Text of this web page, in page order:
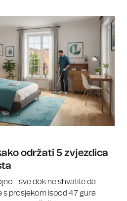
održati 5 zvjezdica
- sve dok ne shvatite da
prosjekom ispod 4.7 gura